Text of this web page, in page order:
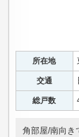
所在地
交通
総戸数
角部屋/南向き